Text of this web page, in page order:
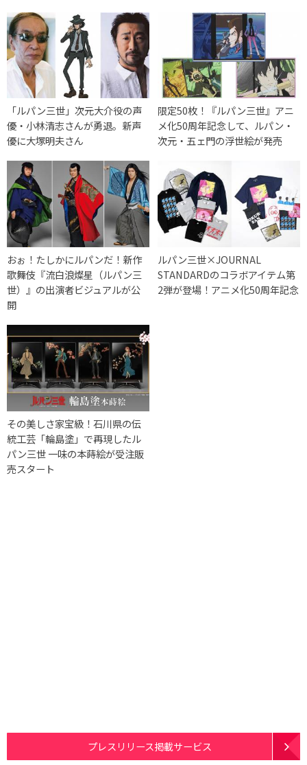
「ルパン三世」次元大介役の声
優・小林清志さんが勇退。新声
優に大塚明夫さん
限定50枚！『ルパン三世』アニ
メ化50周年記念して、ルパン・
次元・五ェ門の浮世絵が発売
おぉ！たしかにルパンだ！新作
歌舞伎『流白浪燦星（ルパン三
世）』の出演者ビジュアルが公
開
ルパン三世×JOURNAL
STANDARDのコラボアイテム第
2弾が登場！アニメ化50周年記念
その美しさ家宝級！石川県の伝
統工芸「輪島塗」で再現したル
パン三世 一味の本蒔絵が受注販
売スタート
プレスリリース掲載サービス